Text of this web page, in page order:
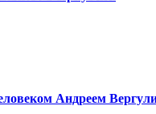
Андреем